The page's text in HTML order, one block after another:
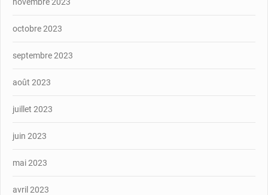
octobre 2023
septembre 2023
août 2023
juillet 2023
juin 2023
mai 2023
avril 2023